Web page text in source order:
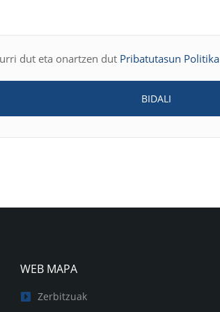
dut eta onartzen dut Pribatutasun Politika
BIDALI
WEB MAPA
Zerbitzuak